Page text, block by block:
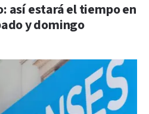
así estará el tiempo en
y domingo